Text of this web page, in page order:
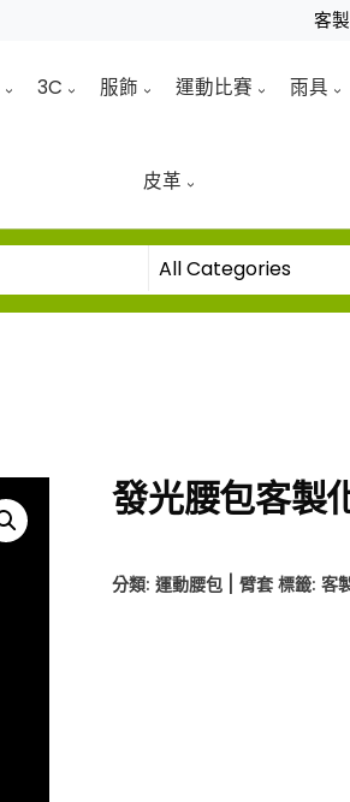
客
3C 服飾 運動比賽 雨具
皮革
發光腰包客製
分類:運動腰包 | 臂套 標籤:客